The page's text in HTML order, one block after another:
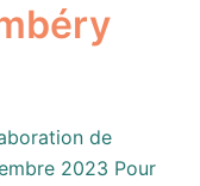
de
2023 Pour